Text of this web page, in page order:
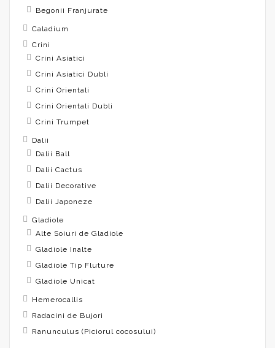
Begonii Franjurate
Caladium
Crini
Crini Asiatici
Crini Asiatici Dubli
Crini Orientali
Crini Orientali Dubli
Crini Trumpet
Dalii
Dalii Ball
Dalii Cactus
Dalii Decorative
Dalii Japoneze
Gladiole
Alte Soiuri de Gladiole
Gladiole Inalte
Gladiole Tip Fluture
Gladiole Unicat
Hemerocallis
Radacini de Bujori
Ranunculus (Piciorul cocosului)